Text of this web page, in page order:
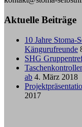
Aktuelle Beiträge
10 Jahre Stoma-
Kängurufreunde
SHG
ab 4. März 2018
2017